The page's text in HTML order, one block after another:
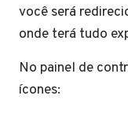
você será
onde terá tudo
No painel de
ícones: